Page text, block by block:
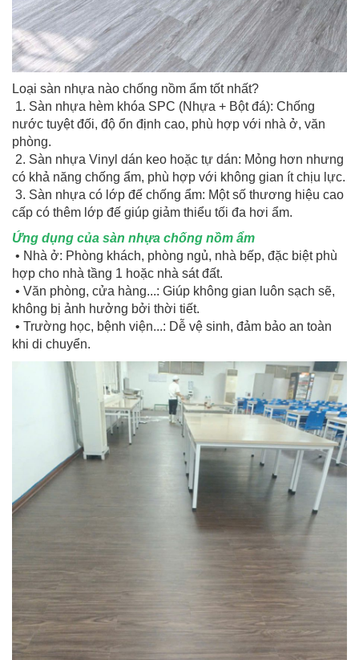
Loại sàn nhựa nào chống nồm ẩm tốt nhất?
1. Sàn nhựa hèm khóa SPC (Nhựa + Bột đá): Chống
nước tuyệt đối, độ ổn định cao, phù hợp với nhà ở, văn
phòng.
2. Sàn nhựa Vinyl dán keo hoặc tự dán: Mỏng hơn nhưng
có khả năng chống ẩm, phù hợp với không gian ít chịu lực.
3. Sàn nhựa có lớp đế chống ẩm: Một số thương hiệu cao
cấp có thêm lớp đế giúp giảm thiểu tối đa hơi ẩm.
Ứng dụng của sàn nhựa chống nồm ẩm
• Nhà ở: Phòng khách, phòng ngủ, nhà bếp, đặc biệt phù
hợp cho nhà tầng 1 hoặc nhà sát đất.
• Văn phòng, cửa hàng...: Giúp không gian luôn sạch sẽ,
không bị ảnh hưởng bởi thời tiết.
• Trường học, bệnh viện...: Dễ vệ sinh, đảm bảo an toàn
khi di chuyển.